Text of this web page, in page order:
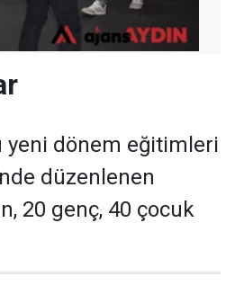
yeni dönem eğitimleri
düzenlenen
20 genç, 40 çocuk